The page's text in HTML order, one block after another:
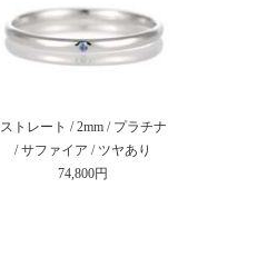
ストレート / 2mm / プラチナ
/ サファイア / ツヤあり
74,800円